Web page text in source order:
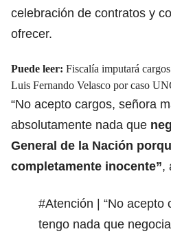
celebración de contratos y
ofrecer.
Puede leer: Fiscalía imputará
Luis Fernando Velasco por caso
“No acepto cargos, señora
absolutamente nada que
General de la Nación
completamente inocente”,
#Atención | “No
tengo nada que